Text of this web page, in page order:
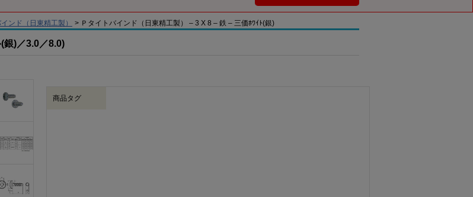
ンド（日東精工製） > Ｐタイトバインド（日東精工製） – 3 X 8 – 鉄 – 三価ﾎﾜｲﾄ(銀)
銀)／3.0／8.0)
商品タグ